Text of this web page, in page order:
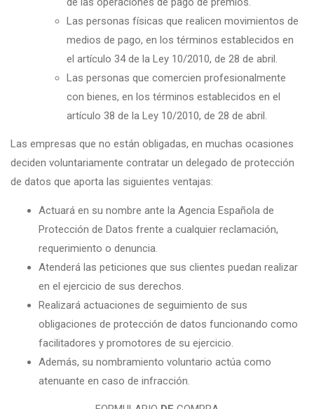
Las personas físicas que realicen movimientos de
medios de pago, en los términos establecidos en
el artículo 34 de la Ley 10/2010, de 28 de abril.
Las personas que comercien profesionalmente
con bienes, en los términos establecidos en el
artículo 38 de la Ley 10/2010, de 28 de abril.
Las empresas que no están obligadas, en muchas ocasiones
deciden voluntariamente contratar un delegado de protección
de datos que aporta las siguientes ventajas:
Actuará en su nombre ante la Agencia Española de
Protección de Datos frente a cualquier reclamación,
requerimiento o denuncia.
Atenderá las peticiones que sus clientes puedan realizar
en el ejercicio de sus derechos.
Realizará actuaciones de seguimiento de sus
obligaciones de protección de datos funcionando como
facilitadores y promotores de su ejercicio.
Además, su nombramiento voluntario actúa como
atenuante en caso de infracción.